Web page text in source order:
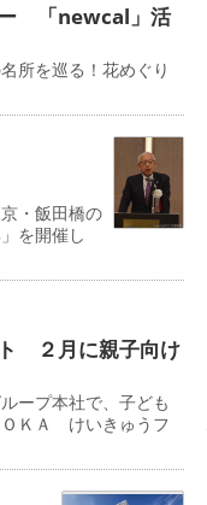
ー 「newcal」活
所を巡る！花めぐり
・飯田橋の
を開催し
２月に親子向け
ープ本社で、子ども
ＫＡ けいきゅうフ